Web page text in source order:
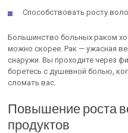
Способствовать росту
Большинство больных раком
можно скорее. Рак — ужасная
снаружи. Вы проходите через
боретесь с душевной болью,
сломать вас.
Повышение роста
продуктов